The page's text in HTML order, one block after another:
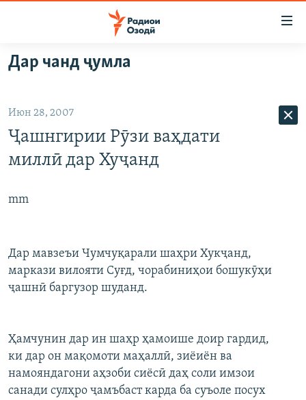
Ҷаҳиш
ба
аслӣ
ба
феҳристи
ГӮШАҲО
ҚАЗИЯИ "КРОКУС"
ОСИЁИ МАРКАЗӢ
ВАРЗИШ
САЛОМ, ХОҲАР
ТАҲҚИҚОТ
ҶАНГ ДАР УКРАИНА
ОЗОДӢ ОНЛАЙН
ЧАНДРАСОНАӢ
ВИДЕО
НИГОРИСТОН
РӮЙХАТҲО
КИТОБҲОИ ОЗОДӢ
Русский
Дар чанд ҷумла
Июн 28, 2007
Ҷашнгирии Рӯзи ваҳдати
миллӣ дар Хуҷанд
mm
Дар мавзеъи Чумчуқарали шаҳри Хукҷанд,
маркази вилояти Суғд, чорабиниҳои бошукӯҳи
ҷашнӣ баргузор шуданд.
Ҳамчунин дар ин шаҳр ҳамоише доир гардид,
ки дар он мақомоти маҳаллӣ, зиёиён ва
намояндагони аҳзоби сиёсӣ даҳ соли имзои
санади сулҳро ҷамъбаст карда ба суъоле посух